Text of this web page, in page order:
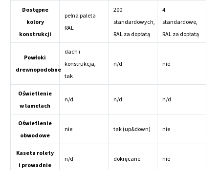
Dostępne
kolory
konstrukcji
pełna paleta
RAL
200
standardowych,
RAL za dopłatą
4
standardowe,
RAL za dopłatą
Powłoki
drewnopodobne
dach i
konstrukcja,
tak
n/d nie
Oświetlenie
w lamelach
n/d n/d n/d
Oświetlenie
obwodowe
nie tak (up&down) nie
Kaseta rolety
i prowadnie
n/d dokręcane nie